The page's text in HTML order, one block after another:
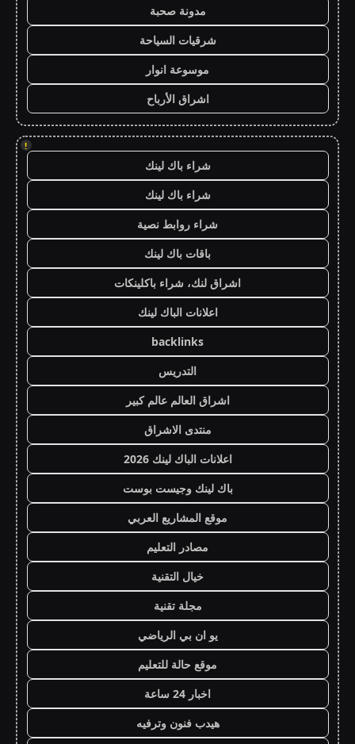
مدونة صحبة
شرقيات السياحة
موسوعة انوار
اشراق الأرباح
!
شراء باك لينك
شراء باك لينك
شراء روابط نصية
باقات باك لينك
اشراق لنك، شراء باكلينكات
اعلانات الباك لينك
backlinks
التدريس
اشراق العالم عالم كبير
منتدى الاشراق
اعلانات الباك لينك 2026
باك لينك وجيست بوست
موقع المشاريع العربي
مصادر التعليم
خيال التقنية
مجلة تقنية
يو ان بي الرياضي
موقع حالة للتعليم
اخبار 24 ساعة
هيدب فنون وترفيه